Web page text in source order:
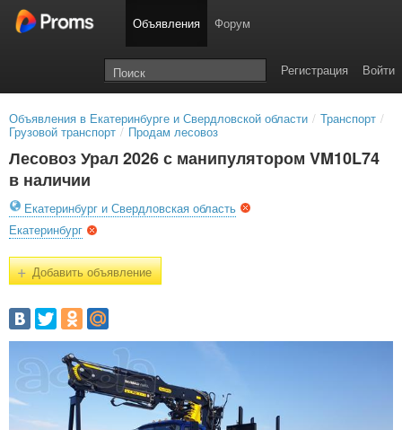
Объявления Форум
Войти
Регистрация
Объявления в Екатеринбурге и Свердловской области / Транспорт /
Грузовой транспорт / Продам лесовоз
Лесовоз Урал 2026 с манипулятором VM10L74
в наличии
Екатеринбург и Свердловская область
Екатеринбург
+Добавить объявление